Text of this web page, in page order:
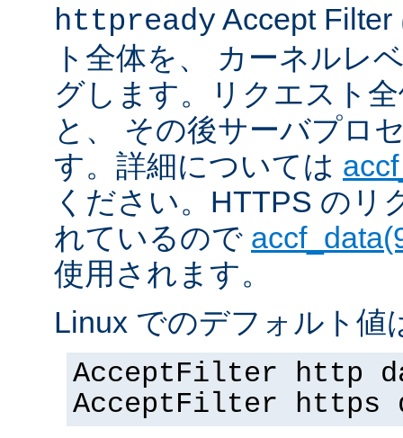
httpready Accept
ト全体を、 カーネルレ
グします。リクエスト
と、 その後サーバプロ
す。詳細については
ください。HTTPS のリ
れているので
使用されます。
Linux でのデフォルト値
AcceptFilter http
AcceptFilter https